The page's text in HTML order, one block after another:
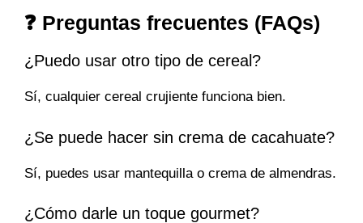
❓ Preguntas frecuentes (FAQs)
¿Puedo usar otro tipo de cereal?
Sí, cualquier cereal crujiente funciona bien.
¿Se puede hacer sin crema de cacahuate?
Sí, puedes usar mantequilla o crema de almendras.
¿Cómo darle un toque gourmet?